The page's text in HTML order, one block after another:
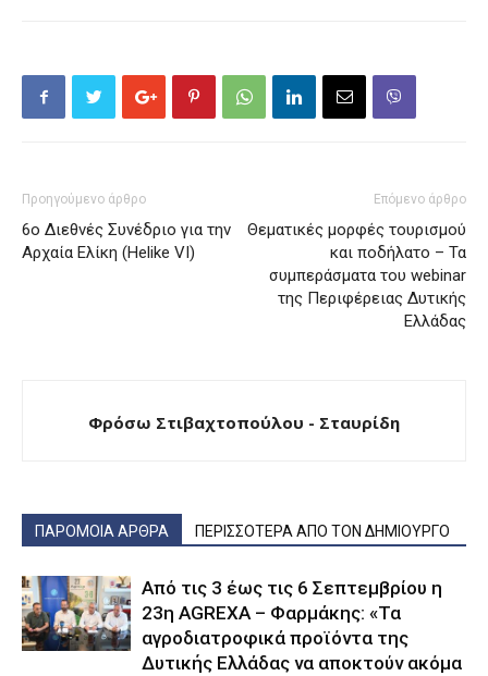
Προηγούμενο άρθρο
6ο Διεθνές Συνέδριο για την
Αρχαία Ελίκη (Helike VI)
Επόμενο άρθρο
Θεματικές μορφές τουρισμού
και ποδήλατο – Τα
συμπεράσματα του webinar
της Περιφέρειας Δυτικής
Ελλάδας
Φρόσω Στιβαχτοπούλου - Σταυρίδη
ΠΑΡΟΜΟΙΑ ΑΡΘΡΑ ΠΕΡΙΣΣΟΤΕΡΑ ΑΠΟ ΤΟΝ ΔΗΜΙΟΥΡΓΟ
Από τις 3 έως τις 6 Σεπτεμβρίου η
23η AGREXA – Φαρμάκης: «Τα
αγροδιατροφικά προϊόντα της
Δυτικής Ελλάδας να αποκτούν ακόμα